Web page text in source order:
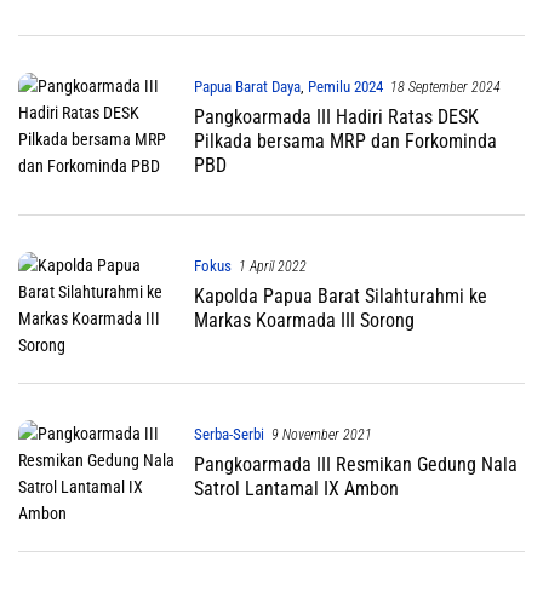
Papua Barat Daya, Pemilu 2024 18 September 2024
Pangkoarmada III Hadiri Ratas DESK
Pilkada bersama MRP dan Forkominda
PBD
Fokus 1 April 2022
Kapolda Papua Barat Silahturahmi ke
Markas Koarmada III Sorong
Serba-Serbi 9 November 2021
Pangkoarmada III Resmikan Gedung Nala
Satrol Lantamal IX Ambon